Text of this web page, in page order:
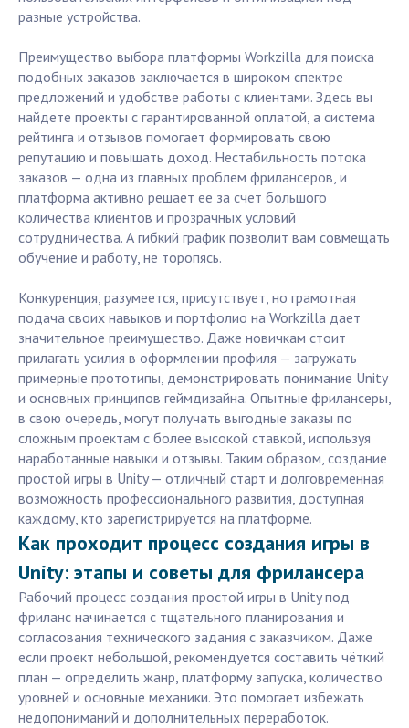
разные устройства.
Преимущество выбора платформы Workzilla для поиска
подобных заказов заключается в широком спектре
предложений и удобстве работы с клиентами. Здесь вы
найдете проекты с гарантированной оплатой, а система
рейтинга и отзывов помогает формировать свою
репутацию и повышать доход. Нестабильность потока
заказов — одна из главных проблем фрилансеров, и
платформа активно решает ее за счет большого
количества клиентов и прозрачных условий
сотрудничества. А гибкий график позволит вам совмещать
обучение и работу, не торопясь.
Конкуренция, разумеется, присутствует, но грамотная
подача своих навыков и портфолио на Workzilla дает
значительное преимущество. Даже новичкам стоит
прилагать усилия в оформлении профиля — загружать
примерные прототипы, демонстрировать понимание Unity
и основных принципов геймдизайна. Опытные фрилансеры,
в свою очередь, могут получать выгодные заказы по
сложным проектам с более высокой ставкой, используя
наработанные навыки и отзывы. Таким образом, создание
простой игры в Unity — отличный старт и долговременная
возможность профессионального развития, доступная
каждому, кто зарегистрируется на платформе.
Как проходит процесс создания игры в
Unity: этапы и советы для фрилансера
Рабочий процесс создания простой игры в Unity под
фриланс начинается с тщательного планирования и
согласования технического задания с заказчиком. Даже
если проект небольшой, рекомендуется составить чёткий
план — определить жанр, платформу запуска, количество
уровней и основные механики. Это помогает избежать
недопониманий и дополнительных переработок.